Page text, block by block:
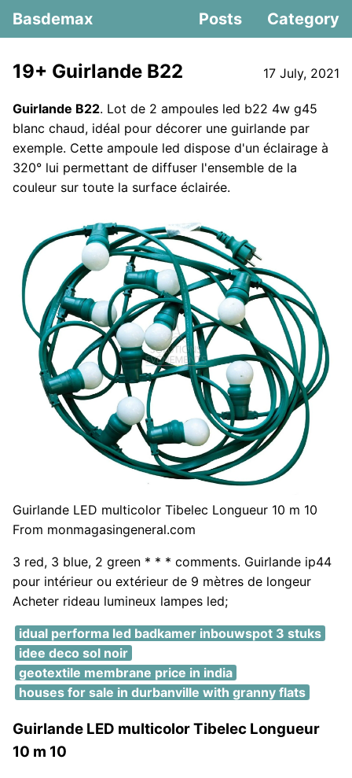
Basdemax Posts Category
19+ Guirlande B22 17 July, 2021
Guirlande B22. Lot de 2 ampoules led b22 4w g45
blanc chaud, idéal pour décorer une guirlande par
exemple. Cette ampoule led dispose d'un éclairage à
320° lui permettant de diffuser l'ensemble de la
couleur sur toute la surface éclairée.
Guirlande LED multicolor Tibelec Longueur 10 m 10
From monmagasingeneral.com
3 red, 3 blue, 2 green * * * comments. Guirlande ip44
pour intérieur ou extérieur de 9 mètres de longeur
Acheter rideau lumineux lampes led;
idual performa led badkamer inbouwspot 3 stuks
idee deco sol noir
geotextile membrane price in india
houses for sale in durbanville with granny flats
Guirlande LED multicolor Tibelec Longueur
10 m 10